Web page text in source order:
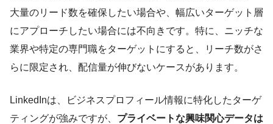
大量のリード数を確保したい場合や、幅広いターゲット層
にアプローチしたい場合には不向きです。特に、ニッチな
業界や特定の専門職をターゲットにすると、リーチ数がさ
らに限定され、配信量が伸びないケースがあります。
LinkedInは、ビジネスプロフィール情報に特化したターゲ
ティングが強みですが、 プライベートな興味関心データは